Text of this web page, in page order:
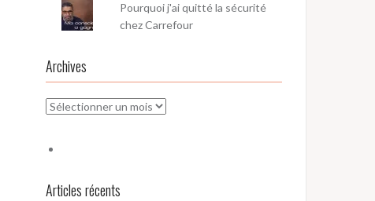
Pourquoi j'ai quitté la sécurité
chez Carrefour
Archives
Archives
Articles récents